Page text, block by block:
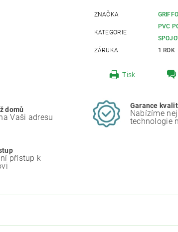
ZNAČKA
KATEGORIE
PVC
ZÁRUKA
1 ROK
Tisk
domů
Vaši adresu
Garance
Nabízíme
technologie
přístup k